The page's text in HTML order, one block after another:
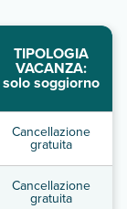
TIPOLOGIA
VACANZA:
solo soggiorno
Cancellazione
gratuita
Cancellazione
gratuita